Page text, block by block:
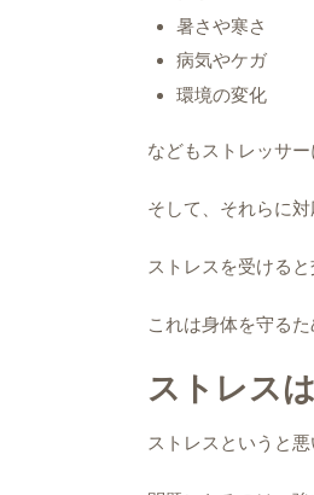
暑さや寒さ
病気やケガ
環境の変化
などもストレッサー
そして、それらに
ストレスを受ける
これは身体を守る
ストレス
ストレスというと